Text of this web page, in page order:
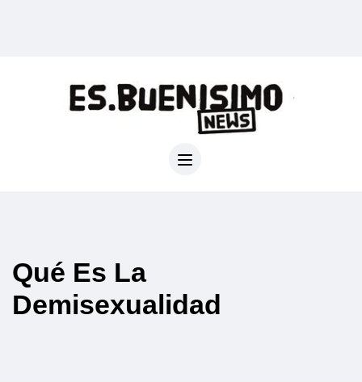
Qué Es La
Demisexualidad